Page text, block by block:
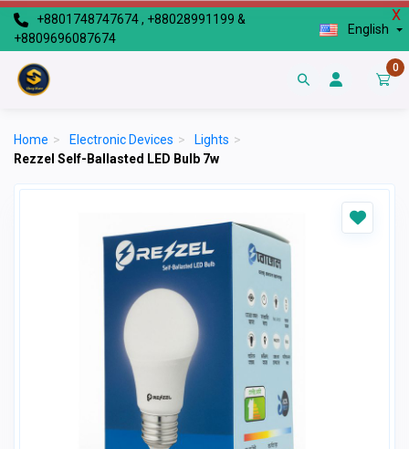
X
+8801748747674 , +88028991199 &
+8809696087674
English
0
Home > Electronic Devices > Lights >
Rezzel Self-Ballasted LED Bulb 7w